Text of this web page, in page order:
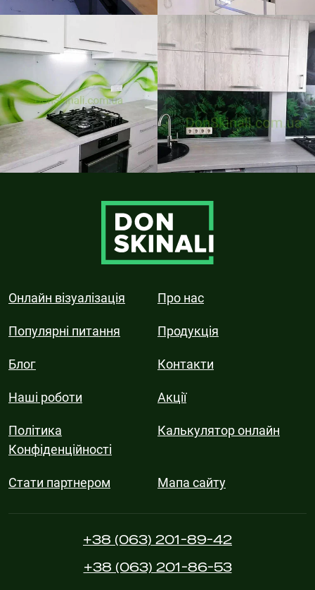
Онлайн візуалізація Про нас
Популярні питання Продукція
Блог Контакти
Наші роботи Акції
Політика
Конфіденційності
Калькулятор онлайн
Стати партнером Мапа сайту
+38 (063) 201-89-42
+38 (063) 201-86-53